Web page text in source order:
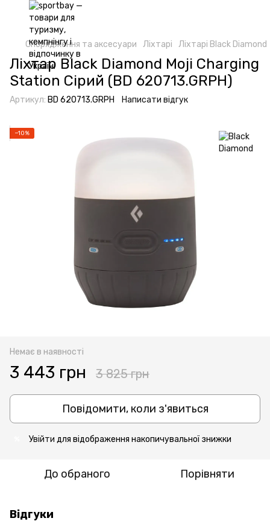
Спорядження та аксесуари Ліхтарі Ліхтарі Black Diamond
Ліхтар Black Diamond Moji Charging
Station Сірий (BD 620713.GRPH)
Артикул: BD 620713.GRPH Написати відгук
−10%
Немає в наявності
3 443 грн 3 825 грн
Повідомити, коли з'явиться
Увійти для відображення накопичувальної знижки
До обраного Порівняти
Відгуки